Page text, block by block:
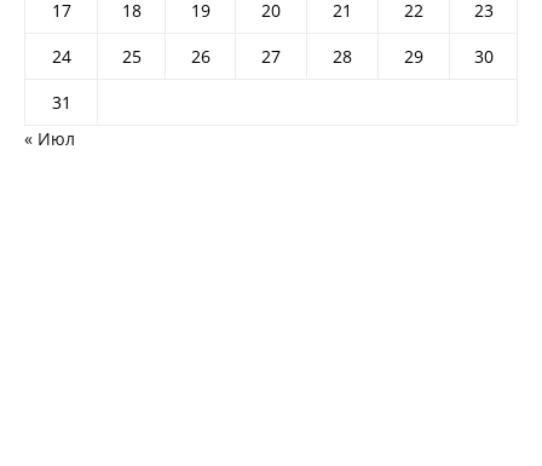
17 18 19 20 21 22
23
24
25 26 27 28 29
30
31
« Июл